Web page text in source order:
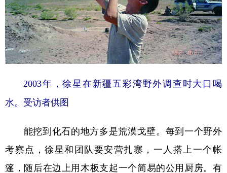
2003年，徐星在新疆五彩湾野外调查时大口喝
水。受访者供图
能挖到化石的地方多是荒漠戈壁。每到一个野外
考察点，徐星和团队要安营扎寨，一人搭上一个帐
篷，随后在边上用木板支起一个简易的公用厨房。有